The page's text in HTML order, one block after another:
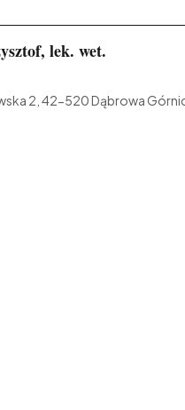
lek. wet.
2, 42-520 Dąbrowa